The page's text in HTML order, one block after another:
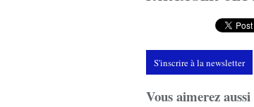
S'inscrire à la newsletter
Vous aimerez